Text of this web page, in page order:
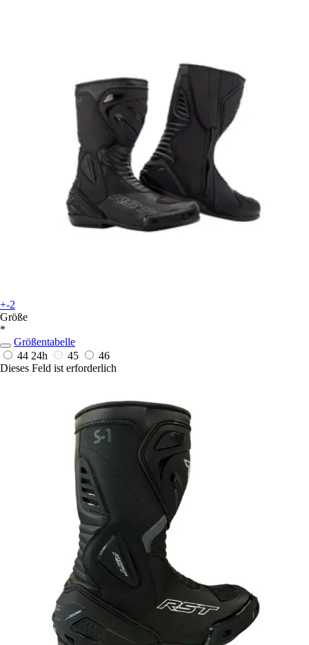
+-2
Größe
*
Größentabelle
44 24h 45
46
Dieses Feld ist erforderlich